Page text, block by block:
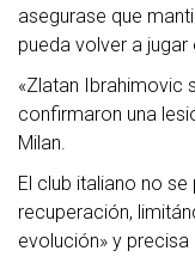
asegurase que
pueda volver a jugar
«Zlatan Ibrahimovic
confirmaron una
Milan.
El club italiano no
recuperación,
evolución» y